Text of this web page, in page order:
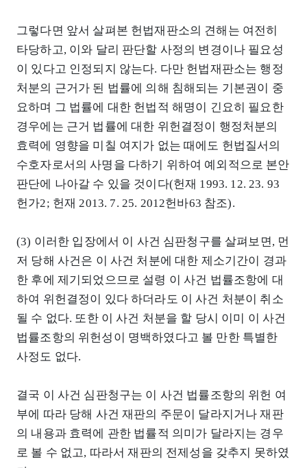
그렇다면 앞서 살펴본 헌법재판소의 견해는 여전히
타당하고, 이와 달리 판단할 사정의 변경이나 필요성
이 있다고 인정되지 않는다. 다만 헌법재판소는 행정
처분의 근거가 된 법률에 의해 침해되는 기본권이 중
요하며 그 법률에 대한 헌법적 해명이 긴요히 필요한
경우에는 근거 법률에 대한 위헌결정이 행정처분의
효력에 영향을 미칠 여지가 없는 때에도 헌법질서의
수호자로서의 사명을 다하기 위하여 예외적으로 본안
판단에 나아갈 수 있을 것이다(헌재 1993. 12. 23. 93
헌가2; 헌재 2013. 7. 25. 2012헌바63 참조).
(3) 이러한 입장에서 이 사건 심판청구를 살펴보면, 먼
저 당해 사건은 이 사건 처분에 대한 제소기간이 경과
한 후에 제기되었으므로 설령 이 사건 법률조항에 대
하여 위헌결정이 있다 하더라도 이 사건 처분이 취소
될 수 없다. 또한 이 사건 처분을 할 당시 이미 이 사건
법률조항의 위헌성이 명백하였다고 볼 만한 특별한
사정도 없다.
결국 이 사건 심판청구는 이 사건 법률조항의 위헌 여
부에 따라 당해 사건 재판의 주문이 달라지거나 재판
의 내용과 효력에 관한 법률적 의미가 달라지는 경우
로 볼 수 없고, 따라서 재판의 전제성을 갖추지 못하였